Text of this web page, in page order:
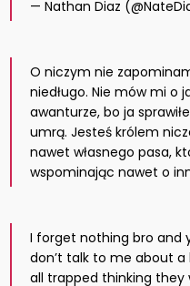
— Nathan Diaz
O niczym nie
niedługo. Nie mów mi o
awanturze, bo ja
umrą. Jesteś królem
nawet własnego pasa,
wspominając nawet o
I forget nothing bro and
don’t talk to me about
all trapped thinking they